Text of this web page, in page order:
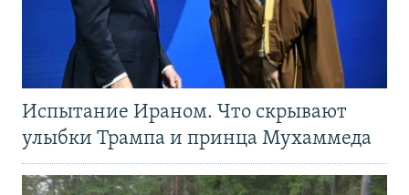
Испытание Ираном. Что скрывают
улыбки Трампа и принца Мухаммеда